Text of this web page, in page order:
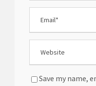
Save my name,